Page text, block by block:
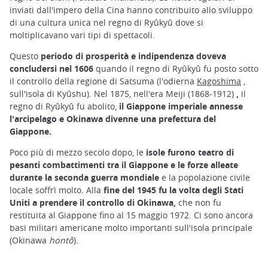
inviati dall'impero della Cina hanno contribuito allo sviluppo
di una cultura unica nel regno di Ryûkyû dove si
moltiplicavano vari tipi di spettacoli.
Questo periodo di prosperità e indipendenza doveva
concludersi nel 1606 quando il regno di Ryûkyû fu posto sotto
il controllo della regione di Satsuma (l'odierna Kagoshima ,
sull'isola di Kyûshu). Nel 1875, nell'era Meiji (1868-1912) , il
regno di Ryûkyû fu abolito, il Giappone imperiale annesse
l'arcipelago e Okinawa divenne una prefettura del
Giappone.
Poco più di mezzo secolo dopo, le isole furono teatro di
pesanti combattimenti tra il Giappone e le forze alleate
durante la seconda guerra mondiale e la popolazione civile
locale soffrì molto. Alla fine del 1945 fu la volta degli Stati
Uniti a prendere il controllo di Okinawa, che non fu
restituita al Giappone fino al 15 maggio 1972. Ci sono ancora
basi militari americane molto importanti sull'isola principale
(Okinawa hontô).